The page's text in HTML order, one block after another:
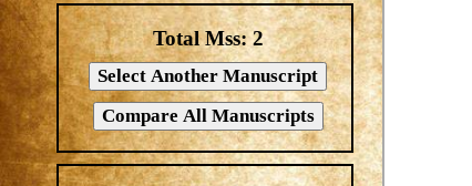
Total Mss:2